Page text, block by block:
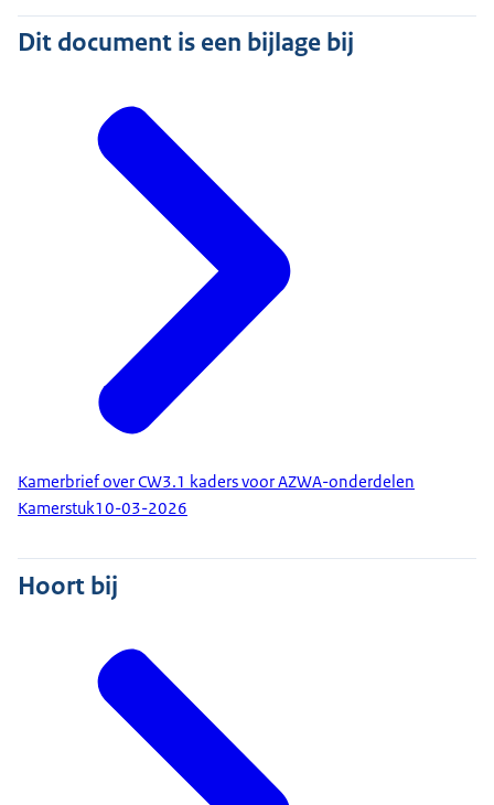
Dit document is een bijlage bij
Kamerbrief over CW3.1 kaders voor AZWA-onderdelen
Kamerstuk10-03-2026
Hoort bij